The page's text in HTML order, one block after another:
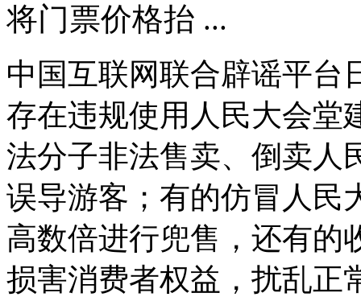
将门票价格抬 ...
中国互联网联合辟谣平台
存在违规使用人民大会堂
法分子非法售卖、倒卖人
误导游客；有的仿冒人民
高数倍进行兜售，还有的
损害消费者权益，扰乱正